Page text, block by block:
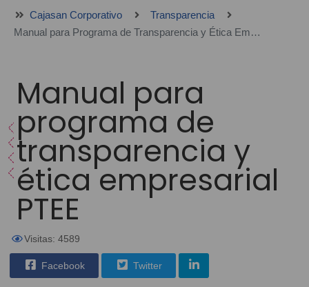
Cajasan Corporativo
Transparencia
Manual para Programa de Transparencia y Ética Empresarial PTEE
Manual para
programa de
transparencia y
ética empresarial
PTEE
Visitas: 4589
Facebook Twitter